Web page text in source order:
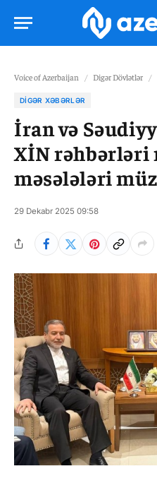
Voice of Azerbaijan / Digər Dövlətlər /
DIGƏR XƏBƏRLƏR
İran və
XİN rəhbərləri
məsələləri
29 Dekabr 2025 09:58